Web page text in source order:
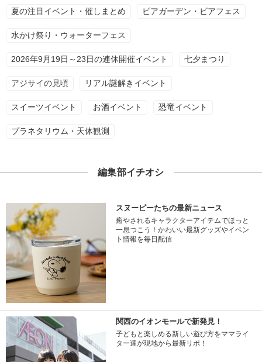
夏の注目イベント・催しまとめ ビアガーデン・ビアフェス
水かけ祭り・ウォーターフェス
2026年9月19日～23日の連休開催イベント 七夕まつり
アジサイの見頃 リアル謎解きイベント
スイーツイベント お酒イベント 恐竜イベント
プラネタリウム・天体観測
編集部イチオシ
スヌーピーたちの最新ニュース
癒やされるキャラクターアイテムでほっと
一息つこう！かわいい最新グッズやイベン
ト情報を毎日配信
関西のイオンモールで新発見！
子どもと楽しめる新しい遊び方をママライ
ター達が現地から最新リポ！